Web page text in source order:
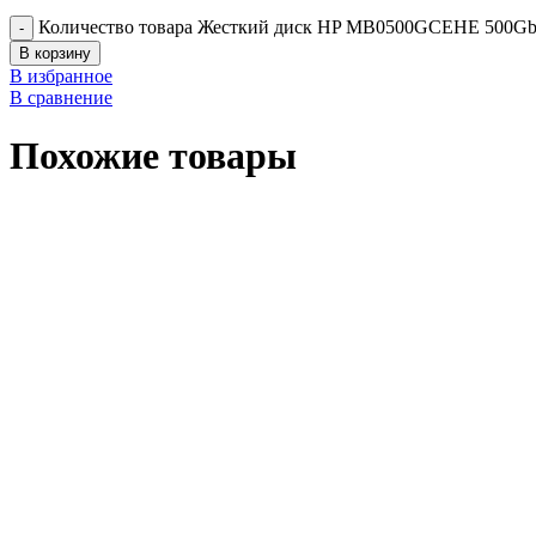
Количество товара Жесткий диск HP MB0500GCEHE
В корзину
В избранное
В сравнение
Похожие товары